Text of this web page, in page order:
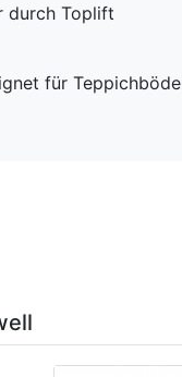
durch Toplift
für